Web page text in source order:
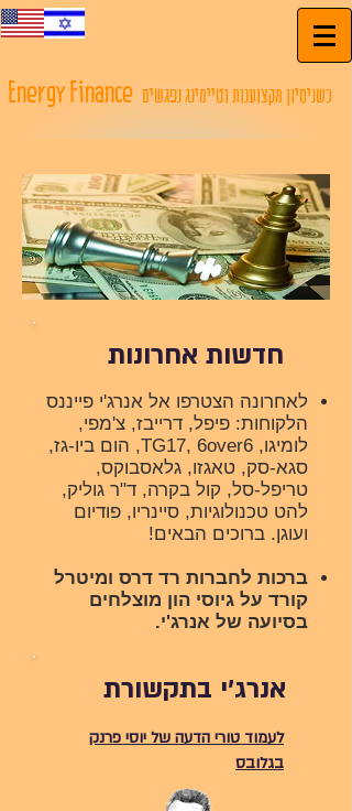
Energy Finance
חדשות אחרונות
לאחרונה הצטרפו אל אנרג'י פייננס
הלקוחות: פיפל, דרייבז, צ'מפי,
לומיגו, TG17, 6over6, הום ביו-גז,
סגא-סק, טאגזו, גלאסבוקס,
טריפל-סל, קול בקרה, ד"ר גוליק,
להט טכנולוגיות, סיינריו, פודיום
ועוגן. ברוכים הבאים!
ברכות לחברות רד דרס ומיטרל
קורד על גיוסי הון מוצלחים
בסיועה של אנרג'י.
אנרג'י בתקשורת
לעמוד טורי הדעה של יוסי פרנק
בגלובס